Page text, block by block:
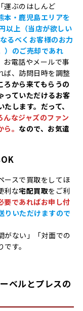
運ぶのはしんど
本・鹿児島エリアを
以上（当店が欲しい
るべくお客様のお力
）のご売却であれ
お電話やメールで事
ば、訪問日時を調整
ろから来てもらうの
っていただけるお客
します。だって、
んなジャズのファン
。 なので、お気遣
ースで買取をしてほ
利な宅配買取をご利
要であればお申し付
りいただけますので
がない」「対面での
す。
ベルとプレスの